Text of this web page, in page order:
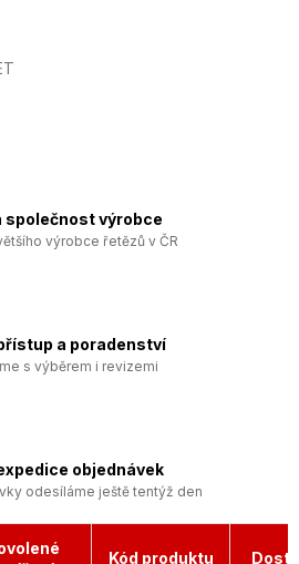
společnost výrobce
výrobce řetězů v ČR
a poradenství
s výběrem i revizemi
objednávek
odesíláme ještě tentýž den
Kód produktu